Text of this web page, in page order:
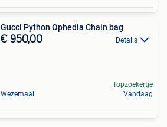
Gucci Python Ophedia Chain bag
€ 950,00 Details
Wezemaal
Topzoekertje
Vandaag